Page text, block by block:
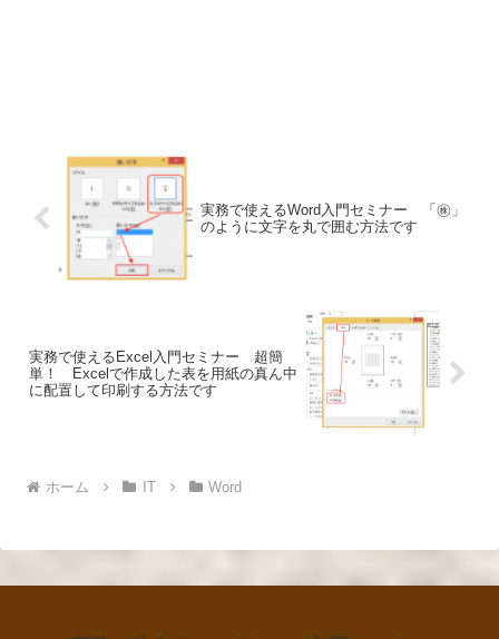
実務で使えるWord入門セミナー 「㊑」
のように文字を丸で囲む方法です
実務で使えるExcel入門セミナー 超簡
単！ Excelで作成した表を用紙の真ん中
に配置して印刷する方法です
ホーム IT Word